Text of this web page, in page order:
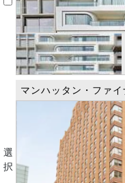
選
択
マンハッタン・ファ